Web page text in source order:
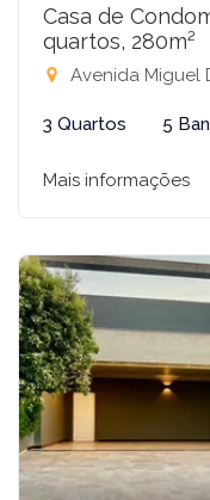
Casa de
quartos, 280m²
Avenida Miguel Damha,
3 Quartos 5
Mais informações